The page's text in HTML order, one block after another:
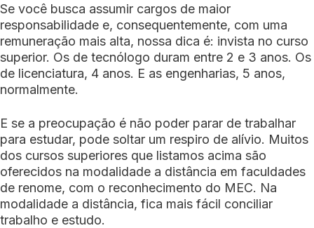
Se você busca assumir cargos de maior
responsabilidade e, consequentemente, com uma
remuneração mais alta, nossa dica é: invista no curso
superior. Os de tecnólogo duram entre 2 e 3 anos. Os
de licenciatura, 4 anos. E as engenharias, 5 anos,
normalmente.
E se a preocupação é não poder parar de trabalhar
para estudar, pode soltar um respiro de alívio. Muitos
dos cursos superiores que listamos acima são
oferecidos na modalidade a distância em faculdades
de renome, com o reconhecimento do MEC. Na
modalidade a distância, fica mais fácil conciliar
trabalho e estudo.